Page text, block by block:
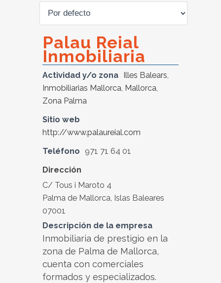
Palau Reial
Inmobiliaria
Actividad y/o zona Illes Balears,
Inmobiliarias Mallorca, Mallorca,
Zona Palma
Sitio web
http://www.palaureial.com
Teléfono
971 71 64 01
Dirección
C/ Tous i Maroto 4
Palma de Mallorca, Islas Baleares
07001
Descripción de la empresa
Inmobiliaria de prestigio en la
zona de Palma de Mallorca,
cuenta con comerciales
formados y especializados.